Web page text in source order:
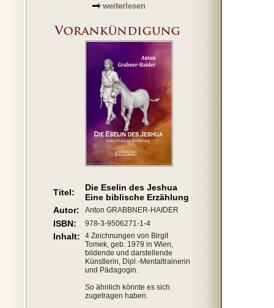
weiterlesen
Titel:
Die Eselin des Jeshua
Eine biblische Erzählung
Autor:
Anton GRABBNER-HAIDER
ISBN: 978-3-9506271-1-4
Inhalt:
4 Zeichnungen von Birgit
Tomek, geb. 1979 in Wien,
bildende und darstellende
Künstlerin, Dipl.-Mentaltrainerin
und Pädagogin.
So ähnlich könnte es sich
zugetragen haben.